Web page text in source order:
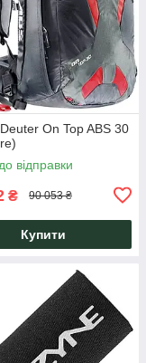
On Top ABS 30
відправки
₴ 90 053 ₴
Купити